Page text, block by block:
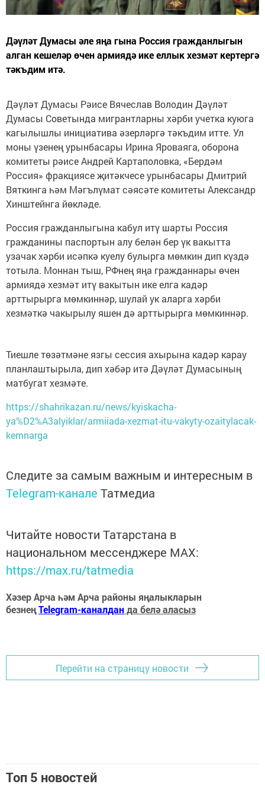
Дәүләт Думасы әле яңа гына Россия гражданлыгын
алган кешеләр өчен армиядә ике еллык хезмәт кертергә
тәкъдим итә.
Дәүләт Думасы Рәисе Вячеслав Володин Дәүләт
Думасы Советында мигрантларны хәрби учетка куюга
кагылышлы инициатива әзерләргә тәкъдим итте. Ул
моны үзенең урынбасары Ирина Яроваяга, оборона
комитеты рәисе Андрей Картаполовка, «Бердәм
Россия» фракциясе җитәкчесе урынбасары Дмитрий
Вяткинга һәм Мәгълүмат сәясәте комитеты Александр
Хинштейнга йөкләде.
Россия гражданлыгына кабул итү шарты Россия
гражданины паспортын алу белән бер үк вакытта
узачак хәрби исәпкә куелу булырга мөмкин дип күздә
тотыла. Моннан тыш, РФнең яңа гражданнары өчен
армиядә хезмәт итү вакытын ике елга кадәр
арттырырга мөмкиннәр, шулай ук аларга хәрби
хезмәткә чакырылу яшен дә арттырырга мөмкиннәр.
Тиешле төзәтмәне язгы сессия ахырына кадәр карау
планлаштырыла, дип хәбәр итә Дәүләт Думасының
матбугат хезмәте.
https://shahrikazan.ru/news/kyiskacha-
ya%D2%A3alyiklar/armiiada-xezmat-itu-vakyty-ozaitylacak-
kemnarga
Следите за самым важным и интересным в
Telegram-канале Татмедиа
Читайте новости Татарстана в
национальном мессенджере MАХ:
https://max.ru/tatmedia
Хәзер Арча һәм Арча районы яңалыкларын
безнеңTelegram-каналданда белә аласыз
Перейти на страницу новости
Топ 5 новостей